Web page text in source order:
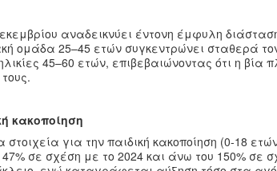
αναδεικνύει έντονη έμφυλη
ομάδα 25–45 ετών συγκεντρώνει σταθερά
45–60 ετών, επιβεβαιώνοντας ότι η βία
κακοποίηση
για την παιδική κακοποίηση (0-18
σε σχέση με το 2024 και άνω του 150% σε